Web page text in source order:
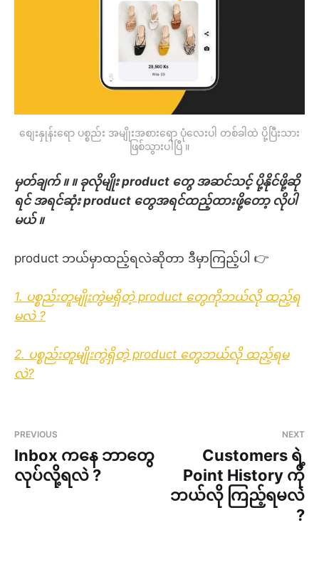
စျေးနှုန်းရော ပစ္စည်း အမျိုးအစားရော ပုံလေးပါ တစ်ခါထဲ ပို့ပြီးသား
ဖြစ်သွားပါပြီ ။
မှတ်ချက် ။ ။ ခုလိုမျိုး product တွေ အဆင်သင့် ပို့နိုင်ဖို့ဆို
ရင် အရင်ဆုံး product တွေအရင်ထည့်ထားဖို့တော့ လိုပါ
မယ် ။
product ဘယ်မှာထည့်ရလဲဆိုတာ ဒီမှာကြည့်ပါ 👉
1. ပစ္စည်းတူမျိုးကွဲမရှိတဲ့ product တွေကိုဘယ်လို ထည့်ရ
မလဲ ?
2. ပစ္စည်းတူမျိုးကွဲရှိတဲ့ product တွေဘယ်လို ထည့်ရမ
လဲ?
PREVIOUS
Inbox ကနေ ဘာတွေ
လုပ်လို့ရလဲ ?
NEXT
Customers ရဲ့
Point History ကို
ဘယ်လို ကြည့်ရမလဲ
?